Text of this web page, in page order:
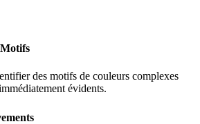
Motifs
des motifs de couleurs complexes
évidents.